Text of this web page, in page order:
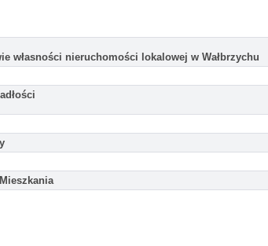
własności nieruchomości lokalowej w Wałbrzychu